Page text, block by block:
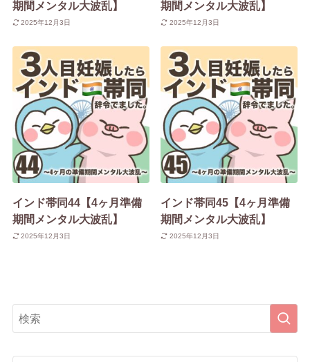
期間メンタル大波乱】
2025年12月3日
期間メンタル大波乱】
2025年12月3日
インド帯同44【4ヶ月準備
期間メンタル大波乱】
2025年12月3日
インド帯同45【4ヶ月準備
期間メンタル大波乱】
2025年12月3日